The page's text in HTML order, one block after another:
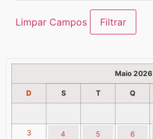
Limpar Campos
Maio 2026
D S T Q
3 4 5 6